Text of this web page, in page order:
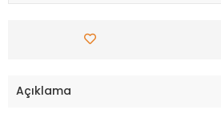
Açıklama